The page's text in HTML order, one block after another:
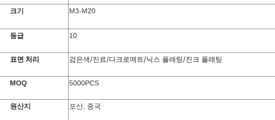
크기 M3-M20
등급 10
표면 처리 검은색/진료/다크로메트/닉스 플래팅/진크 플래팅
MOQ 5000PCS
원산지 포산, 중국